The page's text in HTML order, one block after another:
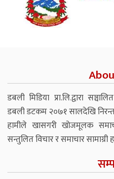
डबली मिडिया प्रा.लि.द्वारा
डबली डटकम २०७१ सालदेखि
हामीले खासगरी खोजमूलक
सन्तुलित विचार र समाचार सामाग्री